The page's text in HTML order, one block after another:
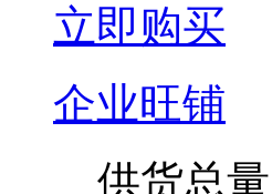
立即购买
企业旺铺
供货总量